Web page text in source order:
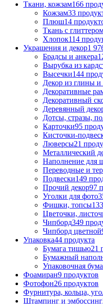
Ткани, кожзам166
Кожзам33
Плюш14
Ткань с
Хлопок114
Украшения и декор1
Брадсы и анкера
Вырубка из
Высечки144
Декор из глины и
Декоративные
Декоративный
Деревянный
Дотсы, стразы,
Карточки95
Кисточки-
Люверсы21
Металлический
Наполнение для
Переводные и
Подвески149
Прочий декор97
Уголки для фото
Фишки, топсы
Цветочки,
Чипборд349
Чипборд цветной
Упаковка44 продукта
Бумага тишью21
Бумажный
Упаковочная
Фоамиран9 продуктов
Фотофон26 продуктов
Фурнитура, кольца,
Штампинг и эмбоссинг